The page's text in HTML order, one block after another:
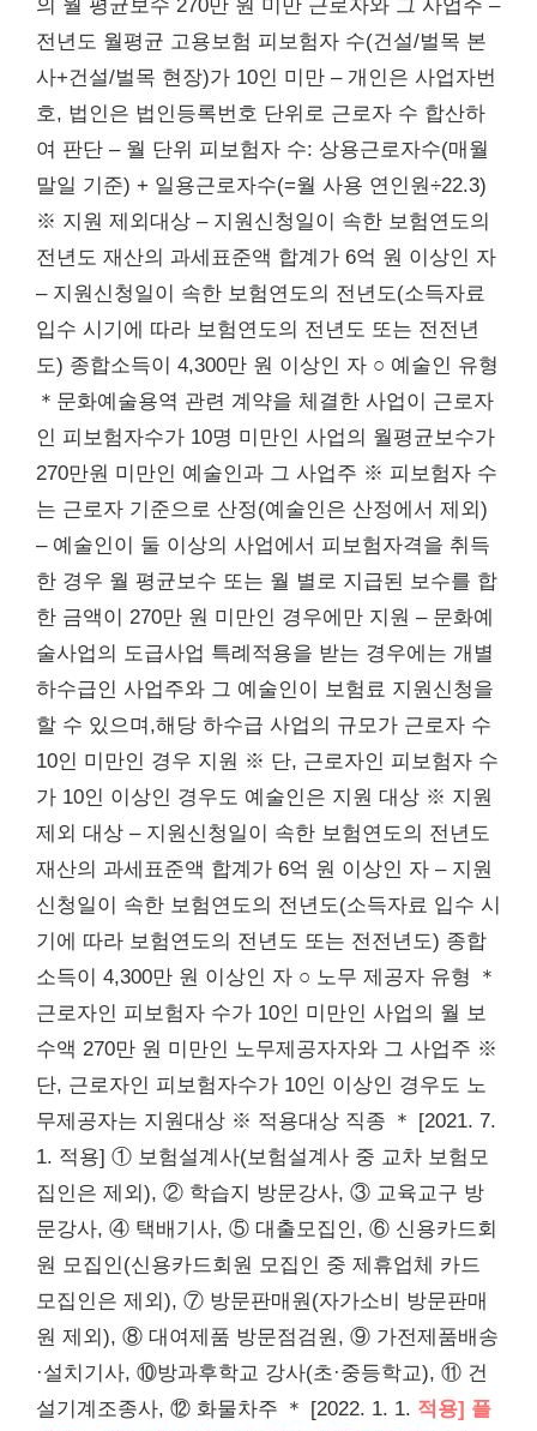
의 월 평균보수 270만 원 미만 근로자와 그 사업주 –
전년도 월평균 고용보험 피보험자 수(건설/벌목 본
사+건설/벌목 현장)가 10인 미만 – 개인은 사업자번
호, 법인은 법인등록번호 단위로 근로자 수 합산하
여 판단 – 월 단위 피보험자 수: 상용근로자수(매월
말일 기준) + 일용근로자수(=월 사용 연인원÷22.3)
※ 지원 제외대상 – 지원신청일이 속한 보험연도의
전년도 재산의 과세표준액 합계가 6억 원 이상인 자
– 지원신청일이 속한 보험연도의 전년도(소득자료
입수 시기에 따라 보험연도의 전년도 또는 전전년
도) 종합소득이 4,300만 원 이상인 자 ○ 예술인 유형
＊문화예술용역 관련 계약을 체결한 사업이 근로자
인 피보험자수가 10명 미만인 사업의 월평균보수가
270만원 미만인 예술인과 그 사업주 ※ 피보험자 수
는 근로자 기준으로 산정(예술인은 산정에서 제외)
– 예술인이 둘 이상의 사업에서 피보험자격을 취득
한 경우 월 평균보수 또는 월 별로 지급된 보수를 합
한 금액이 270만 원 미만인 경우에만 지원 – 문화예
술사업의 도급사업 특례적용을 받는 경우에는 개별
하수급인 사업주와 그 예술인이 보험료 지원신청을
할 수 있으며,해당 하수급 사업의 규모가 근로자 수
10인 미만인 경우 지원 ※ 단, 근로자인 피보험자 수
가 10인 이상인 경우도 예술인은 지원 대상 ※ 지원
제외 대상 – 지원신청일이 속한 보험연도의 전년도
재산의 과세표준액 합계가 6억 원 이상인 자 – 지원
신청일이 속한 보험연도의 전년도(소득자료 입수 시
기에 따라 보험연도의 전년도 또는 전전년도) 종합
소득이 4,300만 원 이상인 자 ○ 노무 제공자 유형 ＊
근로자인 피보험자 수가 10인 미만인 사업의 월 보
수액 270만 원 미만인 노무제공자자와 그 사업주 ※
단, 근로자인 피보험자수가 10인 이상인 경우도 노
무제공자는 지원대상 ※ 적용대상 직종 ＊ [2021. 7.
1. 적용] ① 보험설계사(보험설계사 중 교차 보험모
집인은 제외), ② 학습지 방문강사, ③ 교육교구 방
문강사, ④ 택배기사, ⑤ 대출모집인, ⑥ 신용카드회
원 모집인(신용카드회원 모집인 중 제휴업체 카드
모집인은 제외), ⑦ 방문판매원(자가소비 방문판매
원 제외), ⑧ 대여제품 방문점검원, ⑨ 가전제품배송
·설치기사, ⑩방과후학교 강사(초·중등학교), ⑪ 건
설기계조종사, ⑫ 화물차주 ＊ [2022. 1. 1. 적용] 플